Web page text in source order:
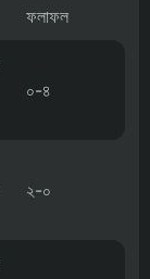
ফলাফল
০-৪
২-০